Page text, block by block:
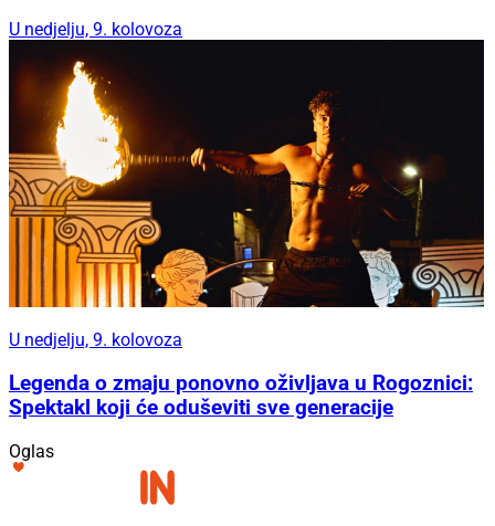
U nedjelju, 9. kolovoza
U nedjelju, 9. kolovoza
Legenda o zmaju ponovno oživljava u Rogoznici:
Spektakl koji će oduševiti sve generacije
Oglas